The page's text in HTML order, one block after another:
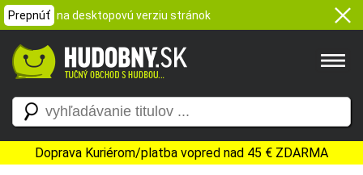
Prepnúť na desktopovú verziu stránok
Doprava Kuriérom/platba vopred nad 45 € ZDARMA